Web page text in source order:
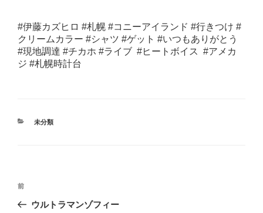
#伊藤カズヒロ #札幌 #コニーアイランド #行きつけ #
クリームカラー #シャツ #ゲット #いつもありがとう
#現地調達 #チカホ #ライブ #ヒートボイス #アメカ
ジ #札幌時計台
カ
未分類
投
過
去
前
ウルトラマンゾフィー